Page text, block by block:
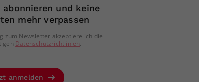
abonnieren und keine
mehr verpassen
zum Newsletter akzeptiere ich die
Datenschutzrichtlinien.
anmelden